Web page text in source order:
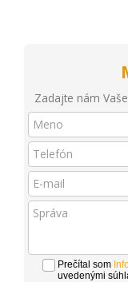
Zadajte nám
Prečítal som
uvedenými